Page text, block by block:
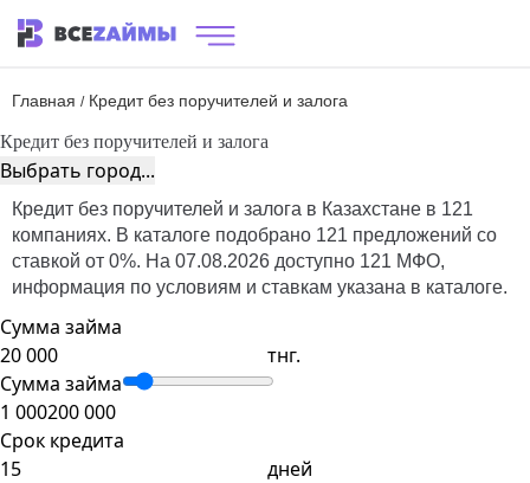
Главная / Кредит без поручителей и залога
Кредит без поручителей и залога
Выбрать город...
Кредит без поручителей и залога в Казахстане в 121
компаниях. В каталоге подобрано 121 предложений со
ставкой от 0%. На 07.08.2026 доступно 121 МФО,
информация по условиям и ставкам указана в каталоге.
Сумма займа
тнг.
Сумма займа
1 000200 000
Срок кредита
дней